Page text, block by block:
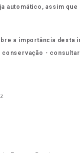
automático, assim
a importância desta
conservação -